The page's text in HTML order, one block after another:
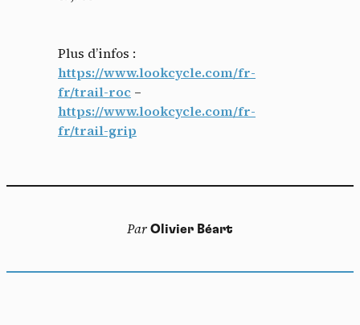
Plus d’infos :
https://www.lookcycle.com/fr-
fr/trail-roc –
https://www.lookcycle.com/fr-
fr/trail-grip
Par Olivier Béart
En autorisant ces services tiers, vous acceptez le dépôt et la